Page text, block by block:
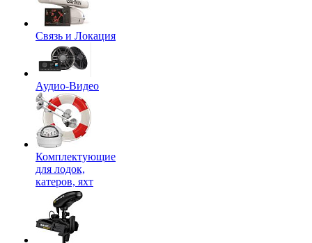
Связь и Локация
Аудио-Видео
Комплектующие
для лодок,
катеров, яхт